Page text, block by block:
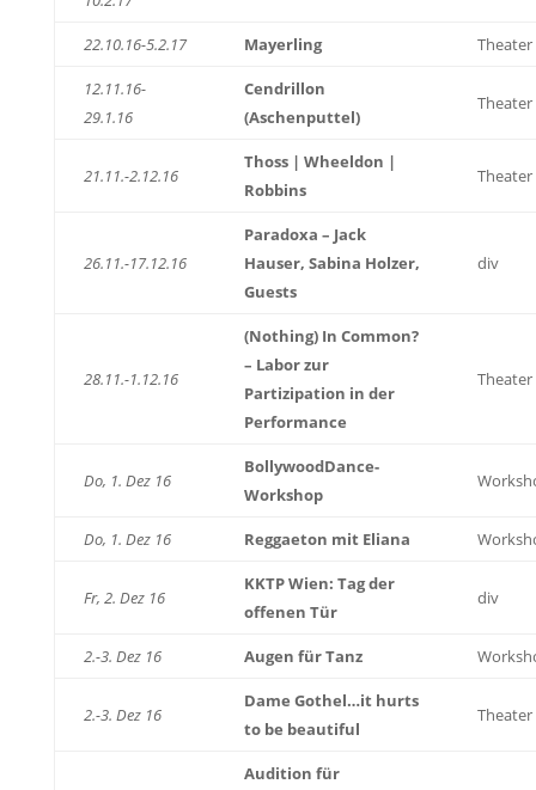
22.10.16-5.2.17 Mayerling Theater
12.11.16-
29.1.16
Cendrillon
(Aschenputtel)
Theater
21.11.-2.12.16
Thoss | Wheeldon |
Robbins
Theater
26.11.-17.12.16
Paradoxa – Jack
Hauser, Sabina Holzer,
Guests
div
28.11.-1.12.16
(Nothing) In Common?
– Labor zur
Partizipation in der
Performance
Theater
Do, 1. Dez 16
BollywoodDance-
Workshop
Do, 1. Dez 16 Reggaeton mit Eliana
Fr, 2. Dez 16
KKTP Wien: Tag der
offenen Tür
div
2.-3. Dez 16 Augen für Tanz
2.-3. Dez 16
Dame Gothel…it hurts
to be beautiful
Theater
Audition für